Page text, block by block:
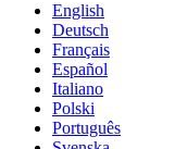
English
Deutsch
Français
Español
Italiano
Polski
Português